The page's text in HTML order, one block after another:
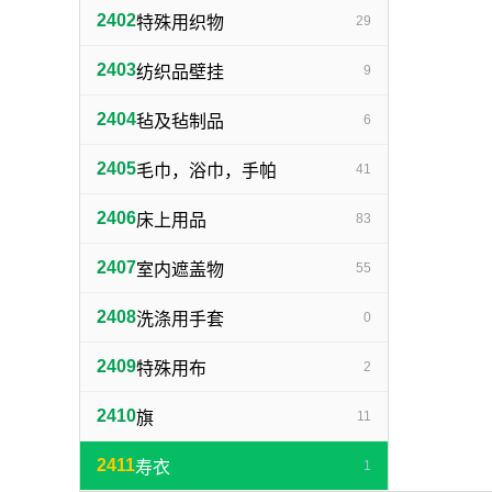
2402特殊用织物 29
2403纺织品壁挂 9
2404毡及毡制品 6
2405毛巾，浴巾，手帕 41
2406床上用品 83
2407室内遮盖物 55
2408洗涤用手套 0
2409特殊用布 2
2410旗 11
2411寿衣 1